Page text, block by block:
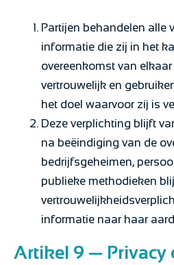
Partijen behandelen alle
informatie die zij in het
overeenkomst van
vertrouwelijk en
het doel waarvoor zij is
Deze verplichting blijft
na beëindiging van de
bedrijfsgeheimen,
publieke methodieken
informatie naar haar
Artikel 9 — Privacy